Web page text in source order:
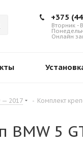
+375
Вторник -
Онлайн
— 2017 - Комплект
5